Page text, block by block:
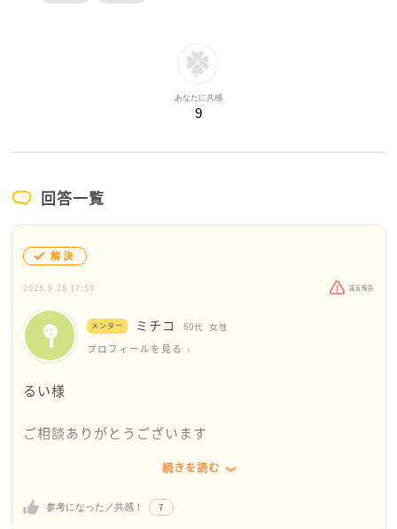
あなたに共感
9
回答一覧
解決
2025.9.28 17:53 違反報告
メンター ミチコ 60代 女性
プロフィールを見る
るい様
ご相談ありがとうございます
そうですよね、無性に寂しくなるときがありますよ
ね。るいさんだけでなく、誰にでもあると思います
し、特に夜になると一層寂しさが増してきますよね。
続きを読む
参考になった／共感！ 7